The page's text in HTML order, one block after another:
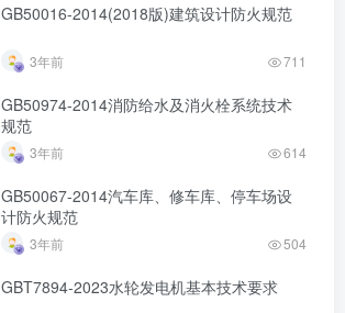
GB50016-2014(2018版)建筑设计防火规范
3年前 711
GB50974-2014消防给水及消火栓系统技术
规范
3年前 614
GB50067-2014汽车库、修车库、停车场设
计防火规范
3年前 504
GBT7894-2023水轮发电机基本技术要求